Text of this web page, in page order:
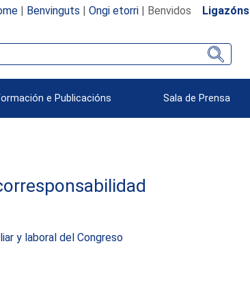
| Benvinguts | Ongi etorri| Benvidos Ligazóns
e Publicacións Sala de Prensa
y laboral del Congreso